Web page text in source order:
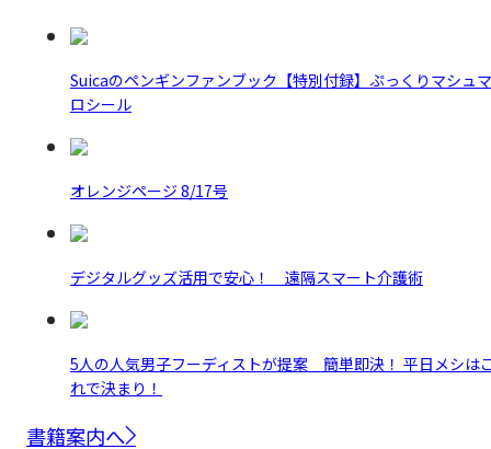
Suicaのペンギンファンブック【特別付録】ぷっくりマシュマ
ロシール
オレンジページ 8/17号
デジタルグッズ活用で安心！ 遠隔スマート介護術
5人の人気男子フーディストが提案 簡単即決！ 平日メシは
れで決まり！
書籍案内へ